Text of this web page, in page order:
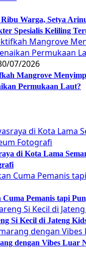
Ribu Warga, Setya
Spesialis Keliling
07/2026
Mangrove
Permukaan Laut?
di Kota Lama
Pemanis tapi
Si Kecil di Jateng
dengan Vibes Luar